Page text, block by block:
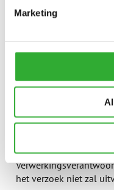
Marketing
ALGEMEEN
dit gedeelte
op
doorgaans binnen
verzoek informeren
betrokkene wordt ook
het verzoek niet zal